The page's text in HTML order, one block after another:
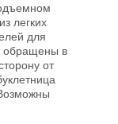
легких
для
обращены в
от